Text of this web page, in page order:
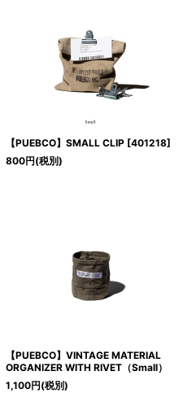
【PUEBCO】SMALL CLIP [401218]
800円(税別)
【PUEBCO】VINTAGE MATERIAL
ORGANIZER WITH RIVET（Small）
1,100円(税別)